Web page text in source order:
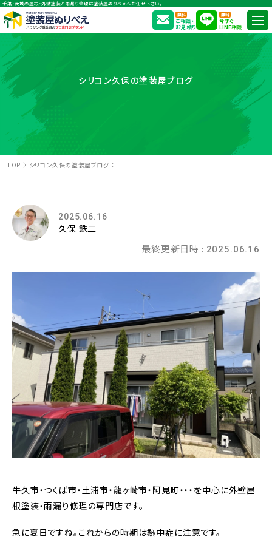
千葉・茨城の屋根・外壁塗装と雨漏り修理は塗装屋ぬりべえへお任せ下さい。
無料
ご相談・
お見積り
無料
今すぐ
LINE相談
シリコン久保の塗装屋ブログ
TOP シリコン久保の塗装屋ブログ
2025.06.16
久保 鉄二
最終更新日時 : 2025.06.16
牛久市・つくば市・土浦市・龍ヶ崎市・阿見町・・・を中心に外壁屋
根塗装・雨漏り修理の専門店です。
急に夏日ですね。これからの時期は熱中症に注意です。